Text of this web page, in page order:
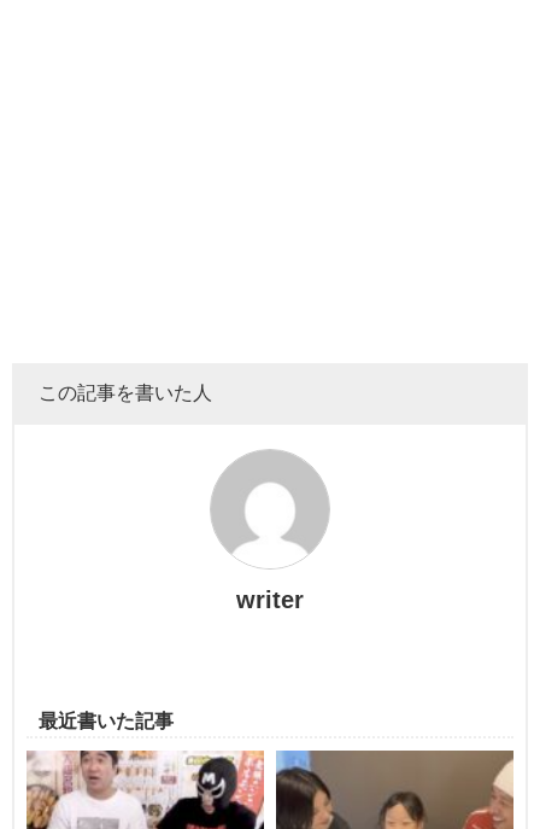
てそれを食べていく大食い対決です♪
パワータイプの文系と頭脳タイプの理系…一体どっちが勝
利したのでしょうか？？
料理の手際をみているかぎり、普段から自炊をしているん
虫眼鏡はお酒を飲むので、個人チャンネルではそのおつま
みを作ったりもしているみたいです♪
お酒のアテを個人チャンネルでも作りまくる
この記事を書いた人
writer
最近書いた記事